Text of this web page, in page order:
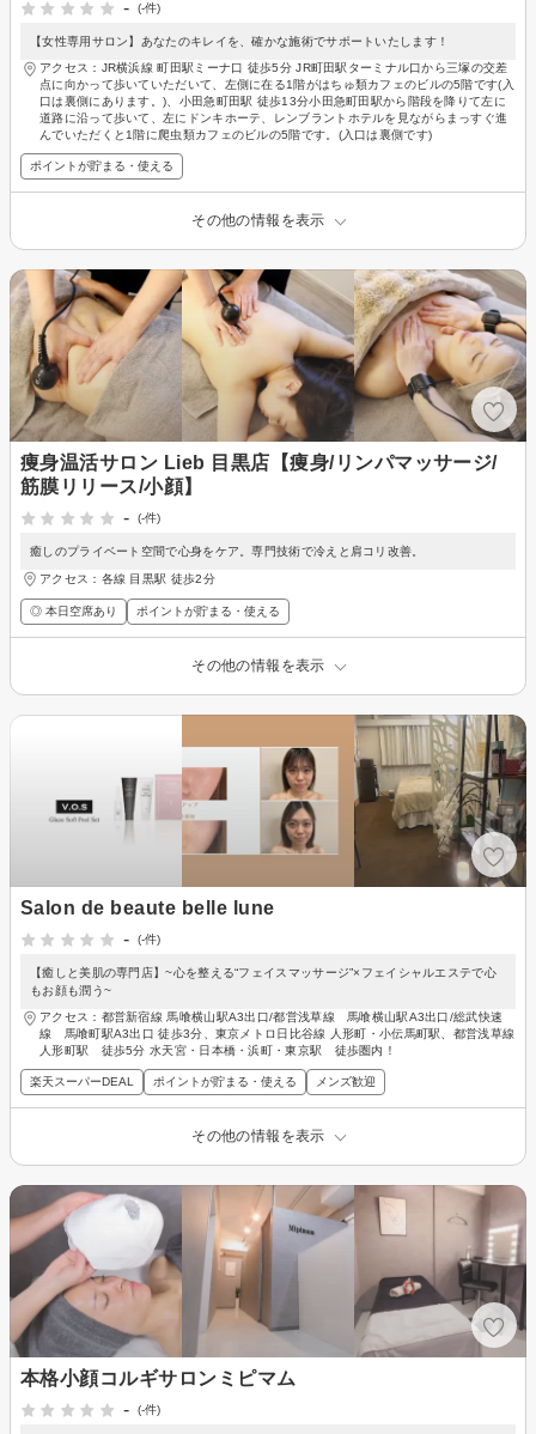
- (-件)
【女性専用サロン】あなたのキレイを、確かな施術でサポートいたします！
アクセス：JR横浜線 町田駅ミーナ口 徒歩5分 JR町田駅ターミナル口から三塚の交差
点に向かって歩いていただいて、左側に在る1階がはちゅ類カフェのビルの5階です(入
口は裏側にあります。)、小田急町田駅 徒歩13分小田急町田駅から階段を降りて左に
道路に沿って歩いて、左にドンキホーテ、レンブラントホテルを見ながらまっすぐ進
んでいただくと1階に爬虫類カフェのビルの5階です。(入口は裏側です)
ポイントが貯まる・使える
その他の情報を表示
痩身温活サロン Lieb 目黒店【痩身/リンパマッサージ/
筋膜リリース/小顔】
-
(-件)
癒しのプライベート空間で心身をケア。専門技術で冷えと肩コリ改善。
アクセス：各線 目黒駅 徒歩2分
◎ 本日空席あり ポイントが貯まる・使える
その他の情報を表示
Salon de beaute belle lune
-
(-件)
【癒しと美肌の専門店】~心を整える“フェイスマッサージ”×フェイシャルエステで心
もお顔も潤う~
アクセス：都営新宿線 馬喰横山駅A3出口/都営浅草線 馬喰横山駅A3出口/総武快速
線 馬喰町駅A3出口 徒歩3分、東京メトロ日比谷線 人形町・小伝馬町駅、都営浅草線
人形町駅 徒歩5分 水天宮・日本橋・浜町・東京駅 徒歩圏内！
楽天スーパーDEAL ポイントが貯まる・使える メンズ歓迎
その他の情報を表示
本格小顔コルギサロンミピマム
-
(-件)